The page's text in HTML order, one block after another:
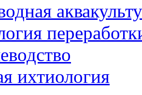
ихтиология